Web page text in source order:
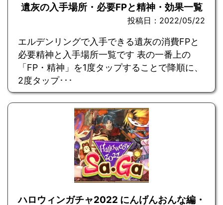
遺灰の入手場所・必要FPと精神・効果一覧
投稿日：2022/05/22
エルデンリングで入手できる遺灰の消費FPと
必要精神と入手場所一覧です 表の一番上の
「FP・精神」を1度タップすることで降順に、
2度タップ･･･
ハロウィンガチャ2022 にんげんおんな編・